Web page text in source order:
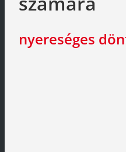
nyereséges